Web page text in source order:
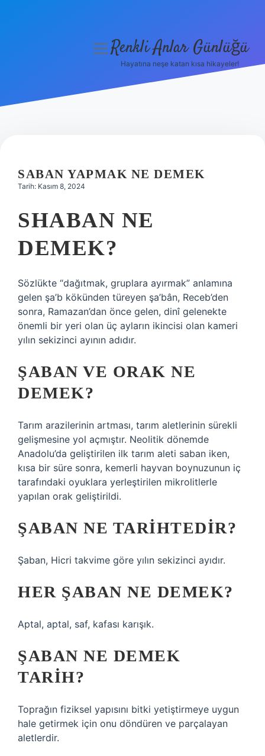
Hakkımızda
menüyüRenkli Anlar Günlüğü
Hayatına neşe katan kısa hikayeler!
SABAN YAPMAK NE DEMEK
Tarih: Kasım 8, 2024
SHABAN NE
DEMEK?
Sözlükte “dağıtmak, gruplara ayırmak” anlamına
gelen şa’b kökünden türeyen şa’bân, Receb’den
sonra, Ramazan’dan önce gelen, dinî gelenekte
önemli bir yeri olan üç ayların ikincisi olan kameri
yılın sekizinci ayının adıdır.
ŞABAN VE ORAK NE
DEMEK?
Tarım arazilerinin artması, tarım aletlerinin sürekli
gelişmesine yol açmıştır. Neolitik dönemde
Anadolu’da geliştirilen ilk tarım aleti saban iken,
kısa bir süre sonra, kemerli hayvan boynuzunun iç
tarafındaki oyuklara yerleştirilen mikrolitlerle
yapılan orak geliştirildi.
ŞABAN NE TARIHTEDIR?
Şaban, Hicri takvime göre yılın sekizinci ayıdır.
HER ŞABAN NE DEMEK?
Aptal, aptal, saf, kafası karışık.
ŞABAN NE DEMEK
TARIH?
Toprağın fiziksel yapısını bitki yetiştirmeye uygun
hale getirmek için onu döndüren ve parçalayan
aletlerdir.